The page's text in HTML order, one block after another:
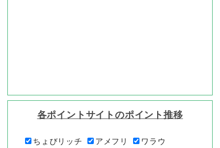
各ポイントサイトのポイント推移
ちょびリッチ アメフリ ワラウ